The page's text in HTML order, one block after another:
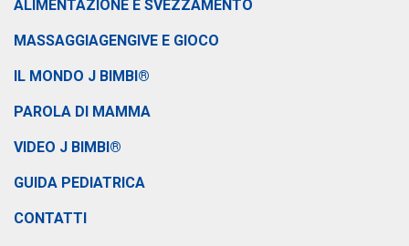
ALIMENTAZIONE E SVEZZAMENTO
MASSAGGIAGENGIVE E GIOCO
IL MONDO J BIMBI®
PAROLA DI MAMMA
VIDEO J BIMBI®
GUIDA PEDIATRICA
CONTATTI